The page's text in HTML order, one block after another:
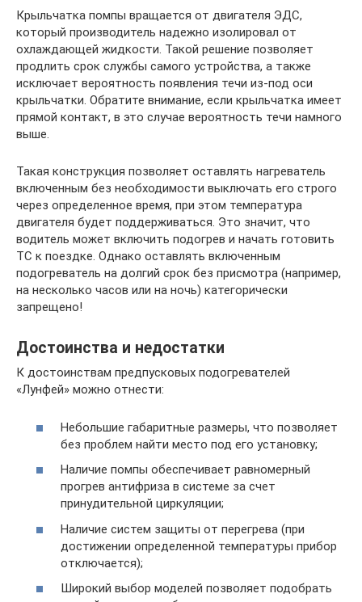
Крыльчатка помпы вращается от двигателя ЭДС,
который производитель надежно изолировал от
охлаждающей жидкости. Такой решение позволяет
продлить срок службы самого устройства, а также
исключает вероятность появления течи из-под оси
крыльчатки. Обратите внимание, если крыльчатка имеет
прямой контакт, в это случае вероятность течи намного
выше.
Такая конструкция позволяет оставлять нагреватель
включенным без необходимости выключать его строго
через определенное время, при этом температура
двигателя будет поддерживаться. Это значит, что
водитель может включить подогрев и начать готовить
ТС к поездке. Однако оставлять включенным
подогреватель на долгий срок без присмотра (например,
на несколько часов или на ночь) категорически
запрещено!
Достоинства и недостатки
К достоинствам предпусковых подогревателей
«Лунфей» можно отнести:
Небольшие габаритные размеры, что позволяет
без проблем найти место под его установку;
Наличие помпы обеспечивает равномерный
прогрев антифриза в системе за счет
принудительной циркуляции;
Наличие систем защиты от перегрева (при
достижении определенной температуры прибор
отключается);
Широкий выбор моделей позволяет подобрать